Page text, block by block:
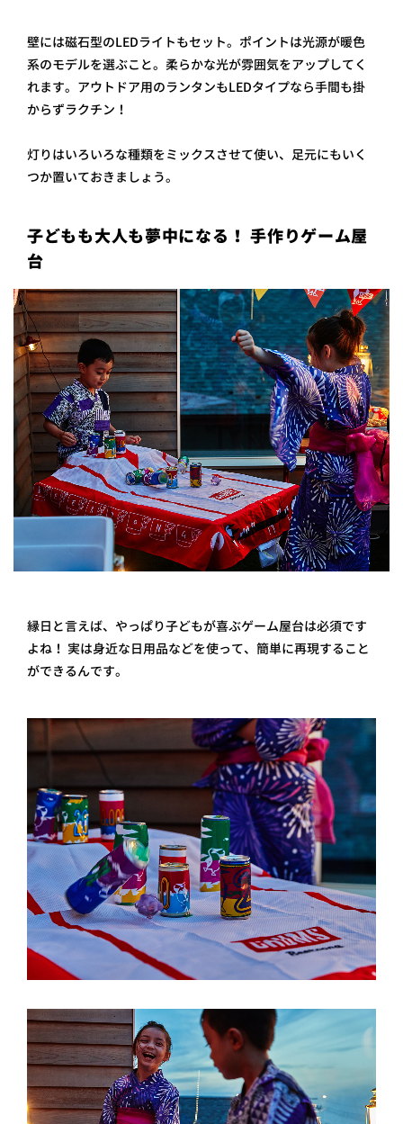
壁には磁石型のLEDライトもセット。ポイントは光源が暖色
系のモデルを選ぶこと。柔らかな光が雰囲気をアップしてく
れます。アウトドア用のランタンもLEDタイプなら手間も掛
からずラクチン！
灯りはいろいろな種類をミックスさせて使い、足元にもいく
つか置いておきましょう。
子どもも大人も夢中になる！ 手作りゲーム屋
台
縁日と言えば、やっぱり子どもが喜ぶゲーム屋台は必須です
よね！ 実は身近な日用品などを使って、簡単に再現すること
ができるんです。